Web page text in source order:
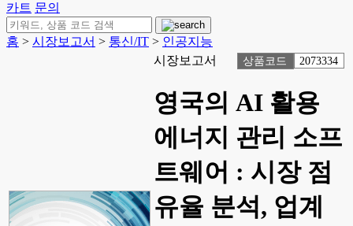
카트 문의
홈 > 시장보고서 > 통신/IT > 인공지능
시장보고서
상품코드 2073334
영국의 AI 활용
에너지 관리 소프
트웨어 : 시장 점
유율 분석, 업계